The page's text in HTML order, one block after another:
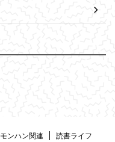
モンハン関連 読書ライフ